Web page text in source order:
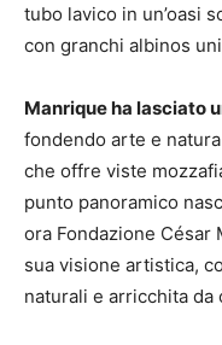
tubo lavico in un’oasi
con granchi albinos
Manrique ha lasciato
fondendo arte e
che offre viste
punto panoramico
ora Fondazione César
sua visione artistica,
naturali e arricchita da